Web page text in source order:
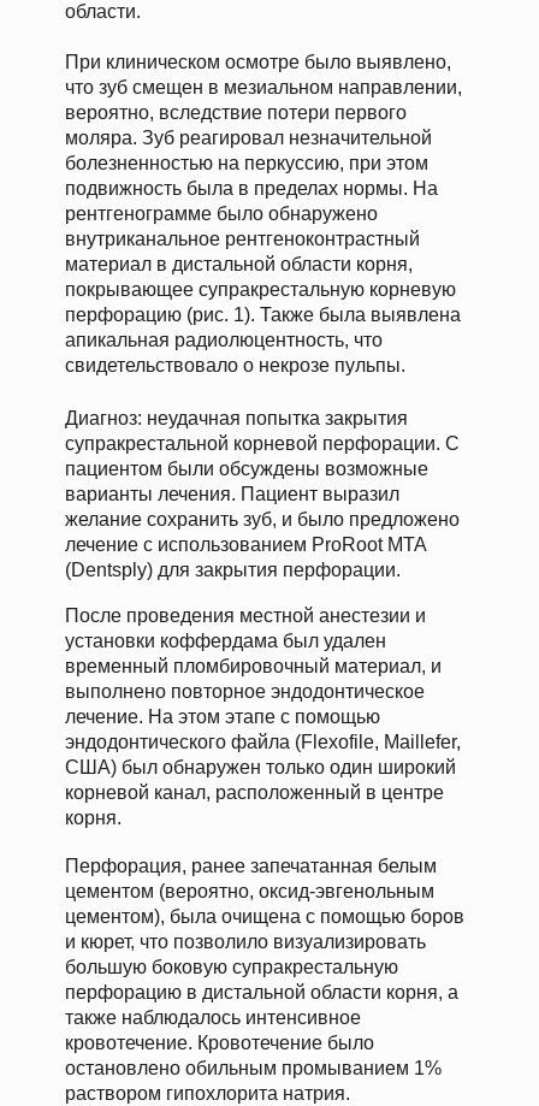
области.
При клиническом осмотре было выявлено,
что зуб смещен в мезиальном направлении,
вероятно, вследствие потери первого
моляра. Зуб реагировал незначительной
болезненностью на перкуссию, при этом
подвижность была в пределах нормы. На
рентгенограмме было обнаружено
внутриканальное рентгеноконтрастный
материал в дистальной области корня,
покрывающее супракрестальную корневую
перфорацию (рис. 1). Также была выявлена
апикальная радиолюцентность, что
свидетельствовало о некрозе пульпы.
После проведения местной анестезии и
установки коффердама был удален
временный пломбировочный материал, и
выполнено повторное эндодонтическое
лечение. На этом этапе с помощью
эндодонтического файла (Flexofile, Maillefer,
США) был обнаружен только один широкий
корневой канал, расположенный в центре
корня.
Диагноз: неудачная попытка закрытия
супракрестальной корневой перфорации. С
пациентом были обсуждены возможные
варианты лечения. Пациент выразил
желание сохранить зуб, и было предложено
лечение с использованием ProRoot MTA
(Dentsply) для закрытия перфорации.
Перфорация, ранее запечатанная белым
цементом (вероятно, оксид-эвгенольным
цементом), была очищена с помощью боров
и кюрет, что позволило визуализировать
большую боковую супракрестальную
перфорацию в дистальной области корня, а
также наблюдалось интенсивное
кровотечение. Кровотечение было
остановлено обильным промыванием 1%
раствором гипохлорита натрия.